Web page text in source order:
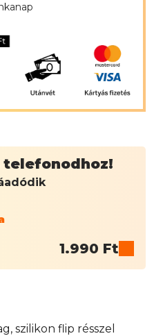
1.990 Ft
szilikon flip résszel